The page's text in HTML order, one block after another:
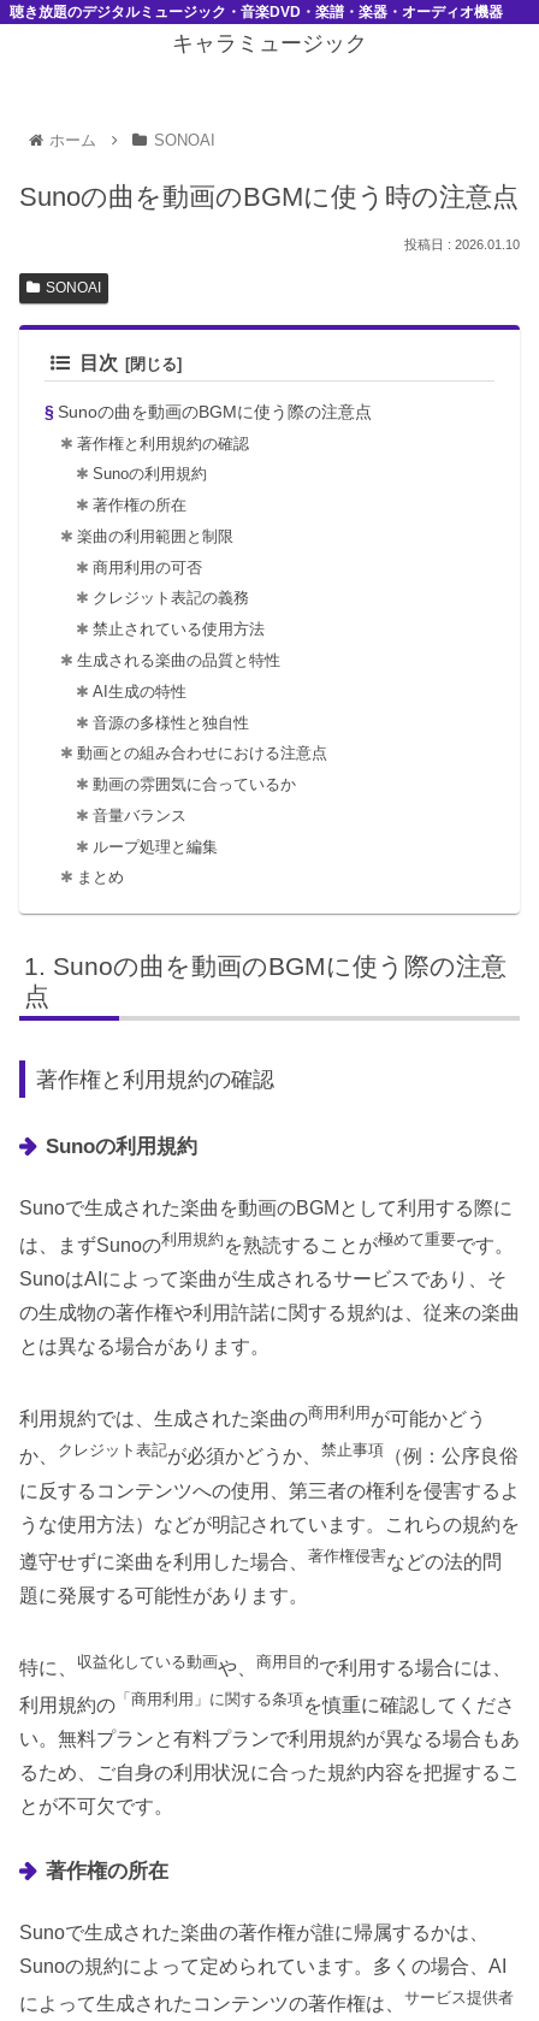
聴き放題のデジタルミュージック・音楽DVD・楽譜・楽器・オーディオ機器
キャラミュージック
ホーム SONOAI
Sunoの曲を動画のBGMに使う時の注意点
2026.01.10
SONOAI
目次
Sunoの曲を動画のBGMに使う際の注意点
著作権と利用規約の確認
Sunoの利用規約
著作権の所在
楽曲の利用範囲と制限
商用利用の可否
クレジット表記の義務
禁止されている使用方法
生成される楽曲の品質と特性
AI生成の特性
音源の多様性と独自性
動画との組み合わせにおける注意点
動画の雰囲気に合っているか
音量バランス
ループ処理と編集
まとめ
Sunoの曲を動画のBGMに使う際の注意
点
著作権と利用規約の確認
Sunoの利用規約
Sunoで生成された楽曲を動画のBGMとして利用する際に
は、まずSunoの利用規約 を熟読することが極めて重要です。
SunoはAIによって楽曲が生成されるサービスであり、そ
の生成物の著作権や利用許諾に関する規約は、従来の楽曲
とは異なる場合があります。
利用規約では、生成された楽曲の商用利用 が可能かどう
か、
クレジット表記が必須かどうか、 禁止事項 （例：公序良俗
に反するコンテンツへの使用、第三者の権利を侵害するよ
うな使用方法）などが明記されています。これらの規約を
遵守せずに楽曲を利用した場合、 著作権侵害などの法的問
題に発展する可能性があります。
特に、 収益化している動画や、 商用目的で利用する場合には、
利用規約の 「商用利用」に関する条項を慎重に確認してくださ
い。無料プランと有料プランで利用規約が異なる場合もあ
るため、ご自身の利用状況に合った規約内容を把握するこ
とが不可欠です。
著作権の所在
Sunoで生成された楽曲の著作権が誰に帰属するかは、
Sunoの規約によって定められています。多くの場合、AI
によって生成されたコンテンツの著作権は、 サービス提供者